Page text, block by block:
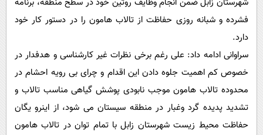
حیات وحش
فشرده و شبانه روزی حفاظت از تالاب هامون را در دستور کار خود
دارد.
سراوانی ادامه داد: علی رغم برخی نظرات غیر کارشناسی و هدفدار در
خصوص کم اهمیت جلوه دادن این اقدام و چرای بی رویه احشام در
محدوده تالاب هامون موجب نابودی پوشش گیاهی مناسب تالاب و
تشدید پدیده گرد وغبار در منطقه سیستان می شود، از اینرو یگان
حفاظت محیط زیست شهرستان زابل با تمام توان در تالاب هامون